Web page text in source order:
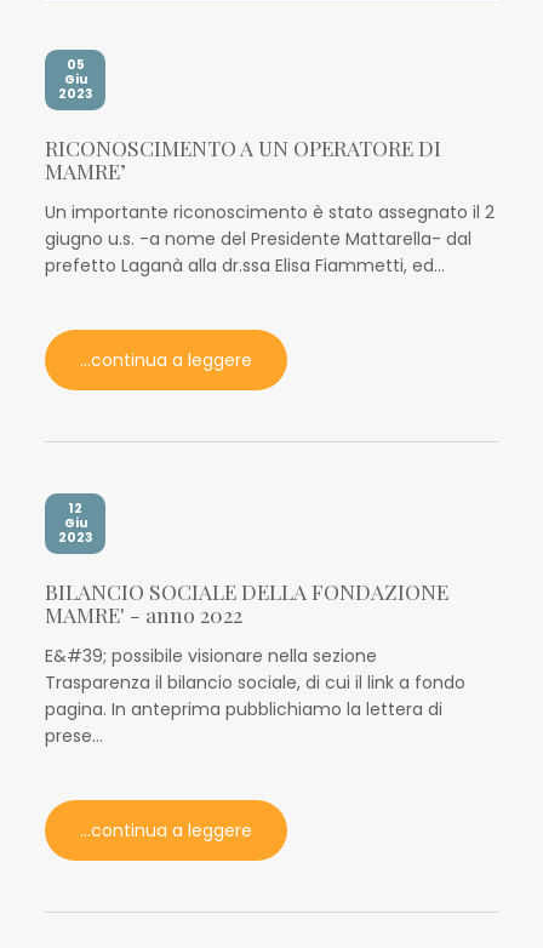
05
Giu
2023
RICONOSCIMENTO A UN OPERATORE DI
MAMRE’
Un importante riconoscimento è stato assegnato il 2
giugno u.s. -a nome del Presidente Mattarella- dal
prefetto Laganà alla dr.ssa Elisa Fiammetti, ed...
...continua a leggere
12
Giu
2023
BILANCIO SOCIALE DELLA FONDAZIONE
MAMRE' - anno 2022
E&#39; possibile visionare nella sezione
Trasparenza il bilancio sociale, di cui il link a fondo
pagina. In anteprima pubblichiamo la lettera di
prese...
...continua a leggere